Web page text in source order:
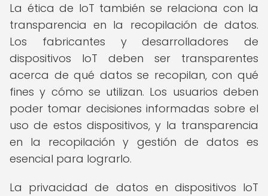
La ética de IoT también se relaciona con la
transparencia en la recopilación de datos.
Los fabricantes y desarrolladores de
dispositivos IoT deben ser transparentes
acerca de qué datos se recopilan, con qué
fines y cómo se utilizan. Los usuarios deben
poder tomar decisiones informadas sobre el
uso de estos dispositivos, y la transparencia
en la recopilación y gestión de datos es
esencial para lograrlo.
La privacidad de datos en dispositivos IoT